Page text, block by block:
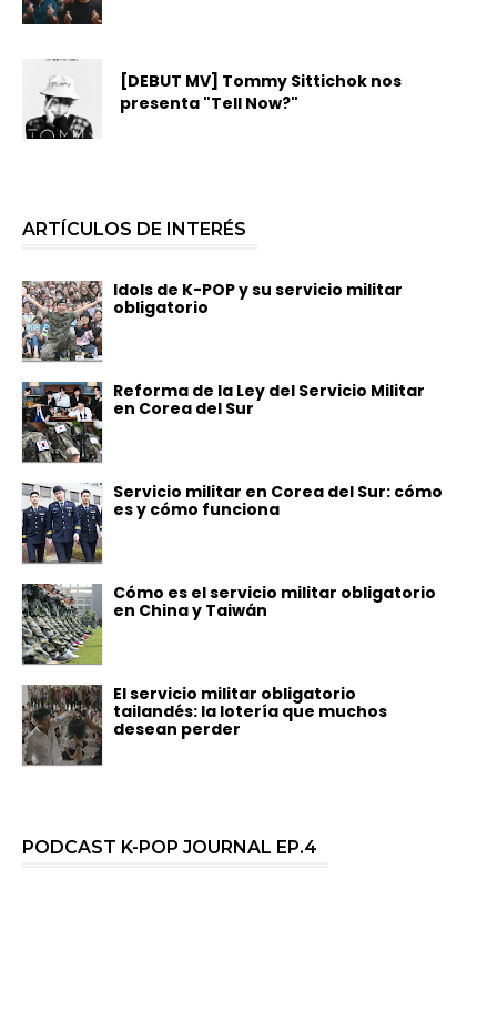
[DEBUT MV] Tommy Sittichok nos
presenta "Tell Now?"
ARTÍCULOS DE INTERÉS
Idols de K-POP y su servicio militar
obligatorio
Reforma de la Ley del Servicio Militar
en Corea del Sur
Servicio militar en Corea del Sur: cómo
es y cómo funciona
Cómo es el servicio militar obligatorio
en China y Taiwán
El servicio militar obligatorio
tailandés: la lotería que muchos
desean perder
PODCAST K-POP JOURNAL EP.4